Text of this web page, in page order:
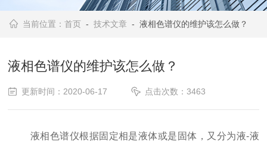
当前位置：首页 -技术文章 - 液相色谱仪的维护该怎么做？
液相色谱仪的维护该怎么做？
更新时间：2020-06-17 点击次数：3463
液相色谱仪根据固定相是液体或是固体，又分为液-液